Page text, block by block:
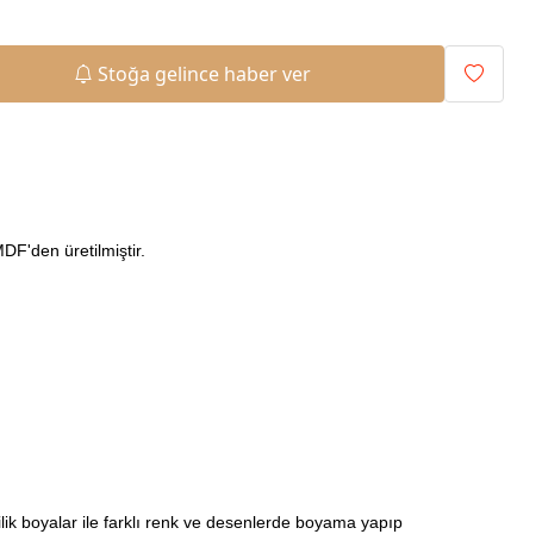
Stoğa gelince haber ver
üretilmiştir.
boyalar ile farklı renk ve desenlerde boyama yapıp